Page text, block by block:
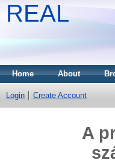
REAL
Home About
Login Create Account
A